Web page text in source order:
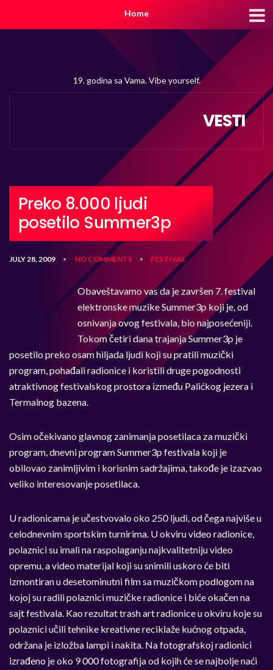
Home
19. godina sa Vama. Vibe yourself.
VESTI
Preko 8.000 ljudi
posetilo Summer3p
JULY 28, 2009 • NO COMMENTS • FESTIVAL
Obaveštavamo vas da je završen 7. festival
elektronske muzike Summer3p koji je, od
osnivanja ovog festivala, bio najposećeniji.
Tokom četiri dana trajanja Summer3p je
posetilo preko osam hiljada ljudi koji su pratili muzički
program, pohađali radionice i koristili druge pogodnosti
atraktivnog festivalskog prostora između Palićkog jezera i
Termalnog bazena.
Osim očekivano glavnog zanimanja posetilaca za muzički
program, dnevni program Summer3p festivala koji je
obilovao zanimljivim i korisnim sadržajima, takođe je izazvao
veliko interesovanje posetilaca.
U radionicama je učestvovalo oko 250 ljudi, od čega najviše u
celodnevnim sportskim turnirima. U okviru video radionice,
polaznici su imali na raspolaganju najkvalitetniju video
opremu, a video materijal koji su snimili uskoro će biti
izmontiran u desetominutni film sa muzičkom podlogom na
kojoj su radili polaznici muzičke radionice i biće okačen na
sajt festivala. Kao rezultat trash art radionice u okviru koje su
polaznici učili tehnike kreativne reciklaže kućnog otpada,
održana je izložba lampi i nakita. Na fotografskoj radionici
izrađeno je oko 9 000 fotografija od kojih će se najbolje naći